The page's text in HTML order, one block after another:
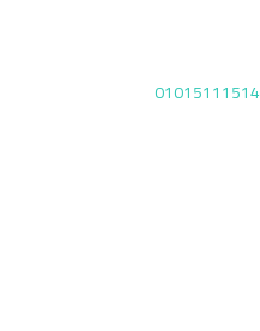
01015111514